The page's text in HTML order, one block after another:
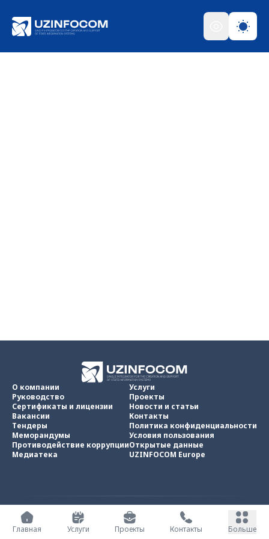
О компании
Руководство
Сертификаты и лицензии
Вакансии
Тендеры
Меморандумы
Противодействие коррупции
Медиатека
Услуги
Проекты
Новости и статьи
Контакты
Политика конфиденциальности
Условия пользования
Открытые данные
UZINFOCOM Europe
UZINFOCOM © 2002 - 2026
Все права защищены
Главная
Услуги Проекты Контакты Больше